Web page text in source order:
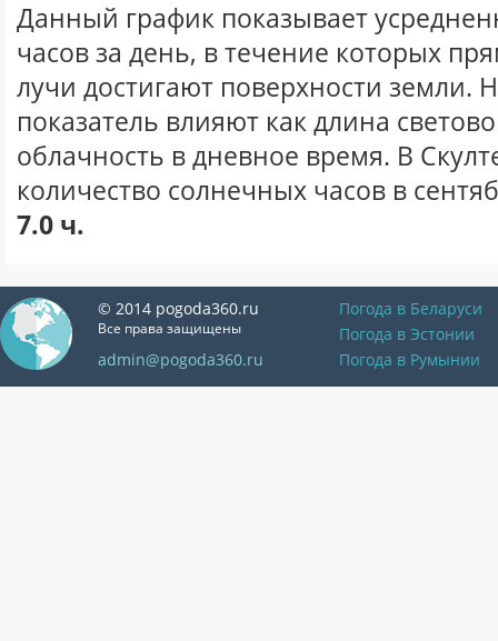
Данный график показывает
часов за день, в течение которых
лучи достигают поверхности земли.
показатель влияют как длина
облачность в дневное время. В
количество солнечных часов в
7.0 ч.
© 2014 pogoda360.ru
Все права защищены
admin@pogoda360.ru
Погода в Беларуси
Погода в Эстонии
Погода в Румынии